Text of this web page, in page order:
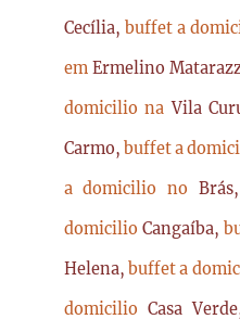
Cecília, buffet a
em Ermelino
domicilio naVila
Carmo, buffet a
a domicilio no
domicilio Cangaíba,
Helena, buffet a
domicilio Casa